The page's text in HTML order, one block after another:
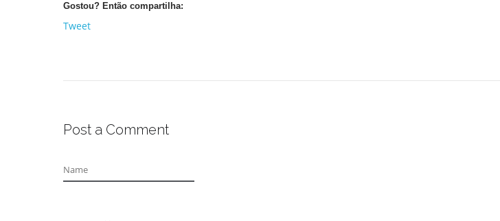
Gostou? Então compartilha:
Tweet
Post a Comment